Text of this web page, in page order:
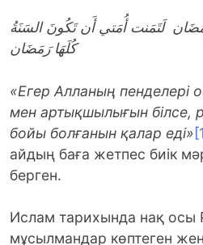
لَتَمَنت أُمَتي أَن تَكُونَ السَنَةُ
كُلَهَا رَمَضَان
«Егер Алланың пенделері
мен артықшылығын білсе,
бойы болғанын қалар еді»
айдың баға жетпес биік
берген.
Ислам тарихында нақ осы
мұсылмандар көптеген